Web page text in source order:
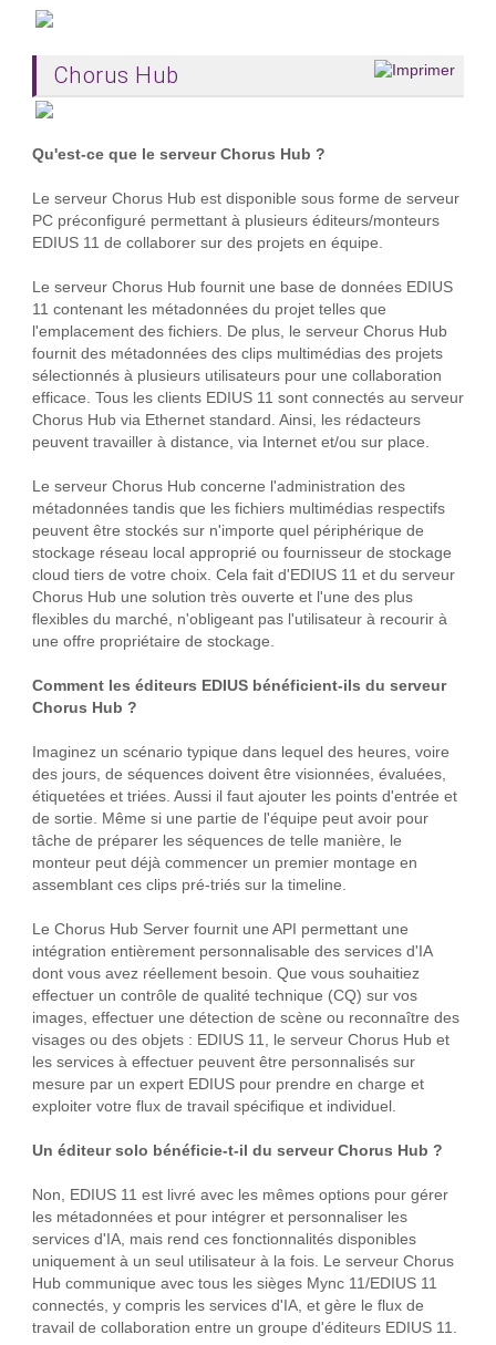
Chorus Hub
Qu'est-ce que le serveur Chorus Hub ?
Le serveur Chorus Hub est disponible sous forme de serveur
PC préconfiguré permettant à plusieurs éditeurs/monteurs
EDIUS 11 de collaborer sur des projets en équipe.
Le serveur Chorus Hub fournit une base de données EDIUS
11 contenant les métadonnées du projet telles que
l'emplacement des fichiers. De plus, le serveur Chorus Hub
fournit des métadonnées des clips multimédias des projets
sélectionnés à plusieurs utilisateurs pour une collaboration
efficace. Tous les clients EDIUS 11 sont connectés au serveur
Chorus Hub via Ethernet standard. Ainsi, les rédacteurs
peuvent travailler à distance, via Internet et/ou sur place.
Le serveur Chorus Hub concerne l'administration des
métadonnées tandis que les fichiers multimédias respectifs
peuvent être stockés sur n'importe quel périphérique de
stockage réseau local approprié ou fournisseur de stockage
cloud tiers de votre choix. Cela fait d'EDIUS 11 et du serveur
Chorus Hub une solution très ouverte et l'une des plus
flexibles du marché, n'obligeant pas l'utilisateur à recourir à
une offre propriétaire de stockage.
Comment les éditeurs EDIUS bénéficient-ils du serveur
Chorus Hub ?
Imaginez un scénario typique dans lequel des heures, voire
des jours, de séquences doivent être visionnées, évaluées,
étiquetées et triées. Aussi il faut ajouter les points d'entrée et
de sortie. Même si une partie de l'équipe peut avoir pour
tâche de préparer les séquences de telle manière, le
monteur peut déjà commencer un premier montage en
assemblant ces clips pré-triés sur la timeline.
Le Chorus Hub Server fournit une API permettant une
intégration entièrement personnalisable des services d'IA
dont vous avez réellement besoin. Que vous souhaitiez
effectuer un contrôle de qualité technique (CQ) sur vos
images, effectuer une détection de scène ou reconnaître des
visages ou des objets : EDIUS 11, le serveur Chorus Hub et
les services à effectuer peuvent être personnalisés sur
mesure par un expert EDIUS pour prendre en charge et
exploiter votre flux de travail spécifique et individuel.
Un éditeur solo bénéficie-t-il du serveur Chorus Hub ?
Non, EDIUS 11 est livré avec les mêmes options pour gérer
les métadonnées et pour intégrer et personnaliser les
services d'IA, mais rend ces fonctionnalités disponibles
uniquement à un seul utilisateur à la fois. Le serveur Chorus
Hub communique avec tous les sièges Mync 11/EDIUS 11
connectés, y compris les services d'IA, et gère le flux de
travail de collaboration entre un groupe d'éditeurs EDIUS 11.